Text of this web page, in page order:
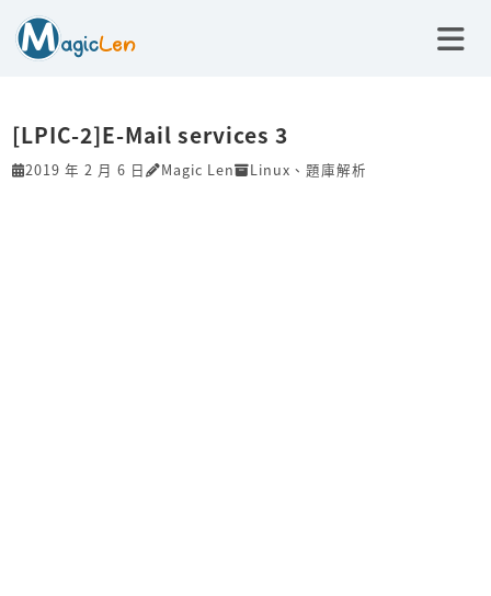
[LPIC-2]E-Mail services 3
2019 年 2 月 6 日 Magic Len Linux 、 題庫解析